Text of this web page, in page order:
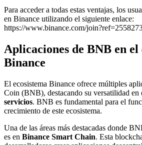
Para acceder a todas estas ventajas, los
en Binance utilizando el siguiente enlace:
https://www.binance.com/
Aplicaciones de BNB en el
Binance
El ecosistema Binance ofrece múltiples
Coin (BNB), destacando su versatilidad en
servicios. BNB es fundamental para el
crecimiento de este ecosistema.
Una de las áreas más destacadas donde
es en Binance Smart Chain. Esta